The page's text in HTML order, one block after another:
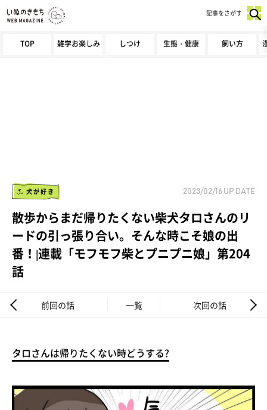
TOP 雑学お楽しみ しつけ 生態・健康 飼い方
記事をさがす
犬が好き 2023/02/16 UP DATE
散歩からまだ帰りたくない柴犬タロさんのリ
ードの引っ張り合い。そんな時こそ娘の出
番！|連載「モフモフ柴とプニプニ娘」第204
話
前回の話 一覧 次回の話
タロさんは帰りたくない時どうする?